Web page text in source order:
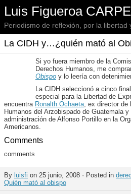
Luis Figueroa
Periodismo de reflexión, por la libertad
La CIDH y…¿quién mató al
Si yo fuera miembro de la
Derechos Humanos, me
Obispo y lo leería con
La CIDH seleccionó a cinco
especial para la Libertad de
encuentra Ronalth Ochaeta, ex director de
Humanos del Arzobispado de Guatemala
administración de Alfonso Portillo en la
Americanos.
Comments
comments
By luisfi on 25 junio, 2008 · Posted in
Quién mató al obispo